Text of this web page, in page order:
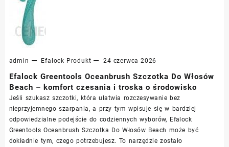
admin Efalock Produkt 24 czerwca 2026
Efalock Greentools Oceanbrush Szczotka Do Włosów
Beach – komfort czesania i troska o środowisko
Jeśli szukasz szczotki, która ułatwia rozczesywanie bez
nieprzyjemnego szarpania, a przy tym wpisuje się w bardziej
odpowiedzialne podejście do codziennych wyborów, Efalock
Greentools Oceanbrush Szczotka Do Włosów Beach może być
dokładnie tym, czego potrzebujesz. To narzędzie zostało